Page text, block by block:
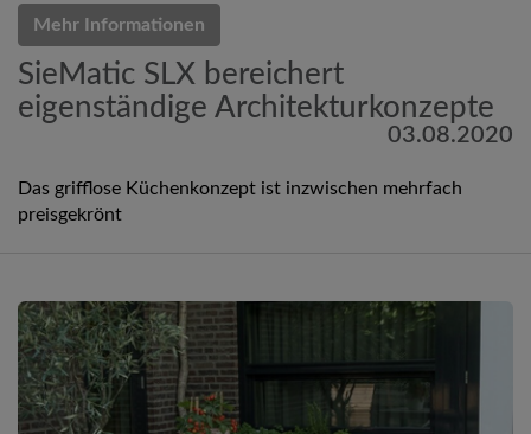
Mehr Informationen
SieMatic SLX bereichert
eigenständige Architekturkonzepte
03.08.2020
Das grifflose Küchenkonzept ist inzwischen mehrfach
preisgekrönt